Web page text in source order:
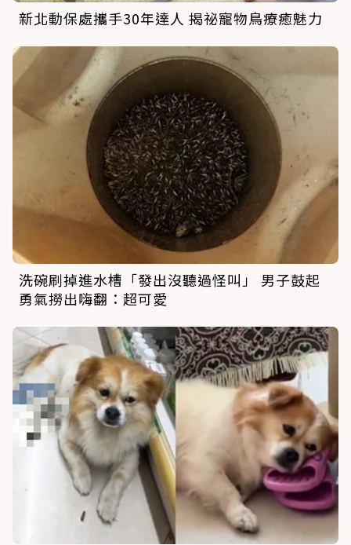
新北動保處攜手30年達人 揭祕寵物鳥療癒魅力
洗碗刷掉進水槽「發出沒聽過怪叫」 男子鼓起
勇氣撈出嗨翻：超可愛